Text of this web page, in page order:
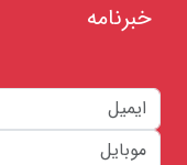
خبرنامه